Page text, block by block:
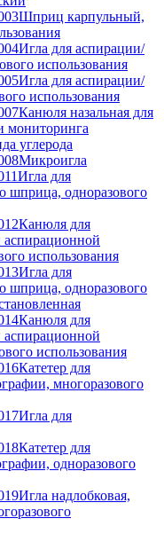
Шприц карпульный,
Игла для аспирации/
использования
Игла для аспирации/
использования
Канюля назальная для
мониторинга
углерода
Микроигла
Игла для
шприца, одноразового
Канюля для
аспирационной
использования
Игла для
шприца, одноразового
Канюля для
аспирационной
использования
Катетер для
многоразового
Игла для
Катетер для
одноразового
Игла надлобковая,